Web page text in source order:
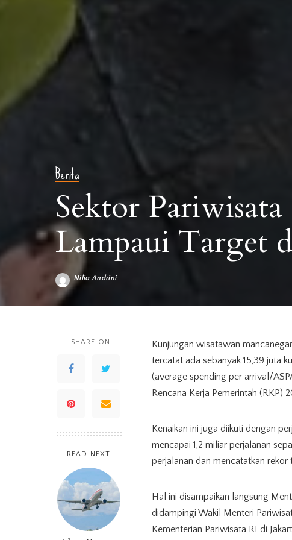
Berita
Sektor
Lampaui Target
Posted
by
Nilia Andrini
SHARE ON
READ NEXT
Kunjungan wisatawan
tercatat ada sebanyak 15,39 juta
(average spending per arrival/
Rencana Kerja Pemerintah (RKP)
Kenaikan ini juga diikuti dengan
mencapai 1,2 miliar perjalanan
perjalanan dan mencatatkan
Hal ini disampaikan langsung
didampingi Wakil Menteri
Kementerian Pariwisata RI di